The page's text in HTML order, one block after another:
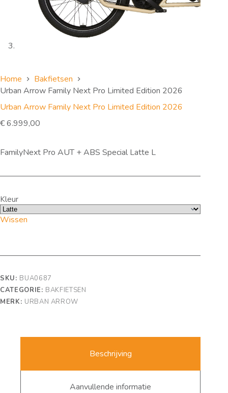
Home
Bakfietsen
Urban Arrow Family Next Pro Limited Edition 2026
Urban Arrow Family Next Pro Limited Edition 2026
€6.999,00
FamilyNext Pro AUT + ABS Special Latte L
Kleur
Wissen
SKU: BUA0687
CATEGORIE: BAKFIETSEN
MERK: URBAN ARROW
Beschrijving
Aanvullende informatie